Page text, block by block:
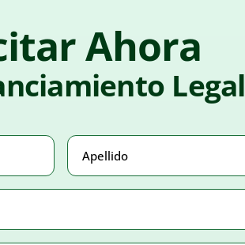
Ahora
Legal
Apellido